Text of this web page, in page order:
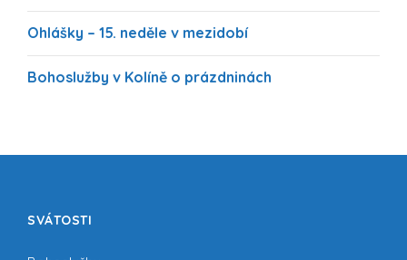
Ohlášky – 15. neděle v mezidobí
Bohoslužby v Kolíně o prázdninách
SVÁTOSTI